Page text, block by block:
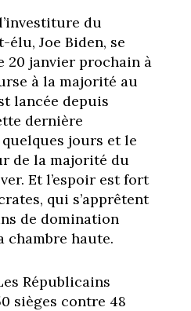
du
élu, Joe Biden, se
20 janvier prochain à
à la majorité au
lancée depuis
dernière
jours et le
de la majorité du
Et l’espoir est fort
qui s’apprêtent
de domination
haute.
Républicains
sièges contre 48